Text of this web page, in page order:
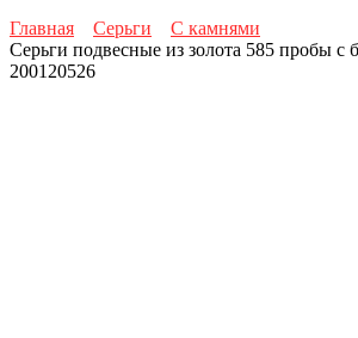
Главная
Серьги
С камнями
Серьги подвесные из золота 585 пробы с
200120526